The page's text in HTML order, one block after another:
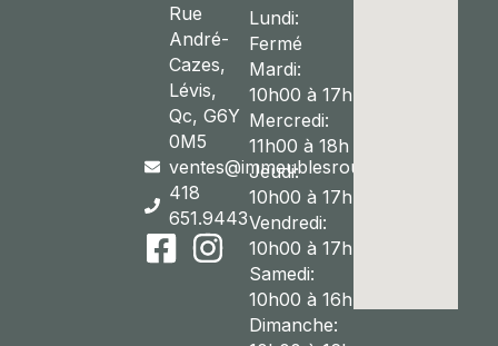
Rue
André-
Cazes,
Lévis,
Qc, G6Y
0M5
ventes@immeublesroussin.com
418
651.9443
Lundi:
Fermé
Mardi:
10h00 à 17h
Mercredi:
11h00 à 18h
Jeudi:
10h00 à 17h
Vendredi:
10h00 à 17h
Samedi:
10h00 à 16h
Dimanche: